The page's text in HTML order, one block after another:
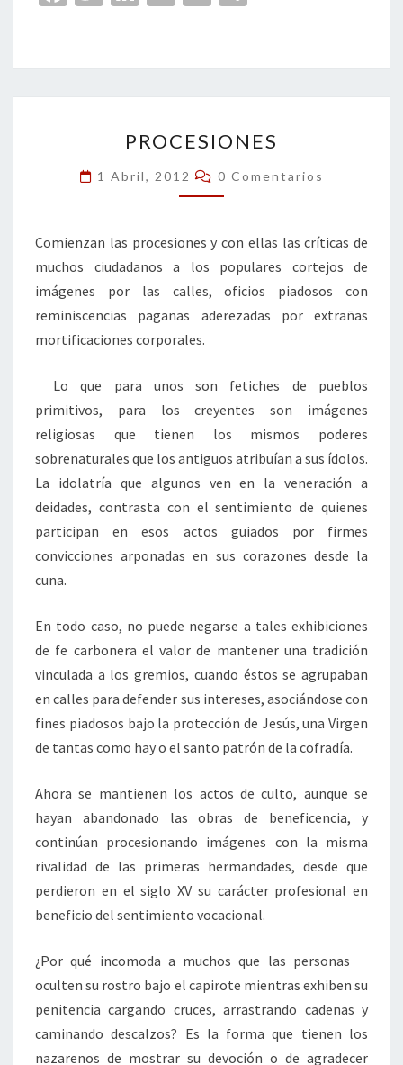
o
o
er dI
n
l
p
ar
tir
PROCESIONES
1 Abril, 2012 Comentarios
0 Comentarios
Comienzan las procesiones y con ellas las críticas de
muchos ciudadanos a los populares cortejos de
imágenes por las calles, oficios piadosos con
reminiscencias paganas aderezadas por extrañas
mortificaciones corporales.
Lo que para unos son fetiches de pueblos
primitivos, para los creyentes son imágenes
religiosas que tienen los mismos poderes
sobrenaturales que los antiguos atribuían a sus ídolos.
La idolatría que algunos ven en la veneración a
deidades, contrasta con el sentimiento de quienes
participan en esos actos guiados por firmes
convicciones arponadas en sus corazones desde la
cuna.
En todo caso, no puede negarse a tales exhibiciones
de fe carbonera el valor de mantener una tradición
vinculada a los gremios, cuando éstos se agrupaban
en calles para defender sus intereses, asociándose con
fines piadosos bajo la protección de Jesús, una Virgen
de tantas como hay o el santo patrón de la cofradía.
Ahora se mantienen los actos de culto, aunque se
hayan abandonado las obras de beneficencia, y
continúan procesionando imágenes con la misma
rivalidad de las primeras hermandades, desde que
perdieron en el siglo XV su carácter profesional en
beneficio del sentimiento vocacional.
¿Por qué incomoda a muchos que las personas
oculten su rostro bajo el capirote mientras exhiben su
penitencia cargando cruces, arrastrando cadenas y
caminando descalzos? Es la forma que tienen los
nazarenos de mostrar su devoción o de agradecer